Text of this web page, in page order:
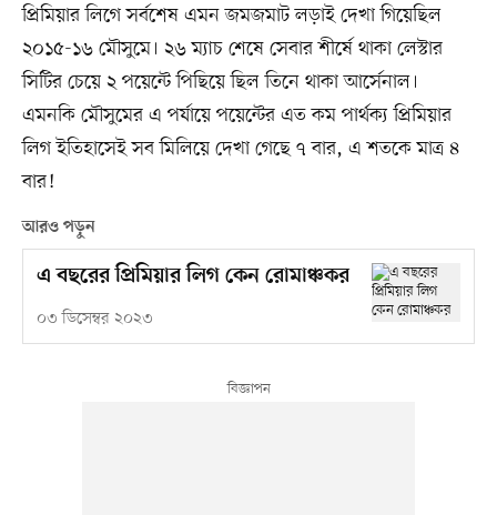
প্রিমিয়ার লিগে সর্বশেষ এমন জমজমাট লড়াই দেখা গিয়েছিল
২০১৫-১৬ মৌসুমে। ২৬ ম্যাচ শেষে সেবার শীর্ষে থাকা লেস্টার
সিটির চেয়ে ২ পয়েন্টে পিছিয়ে ছিল তিনে থাকা আর্সেনাল।
এমনকি মৌসুমের এ পর্যায়ে পয়েন্টের এত কম পার্থক্য প্রিমিয়ার
লিগ ইতিহাসেই সব মিলিয়ে দেখা গেছে ৭ বার, এ শতকে মাত্র ৪
বার!
আরও পড়ুন
এ বছরের প্রিমিয়ার লিগ কেন রোমাঞ্চকর
০৩ ডিসেম্বর ২০২৩